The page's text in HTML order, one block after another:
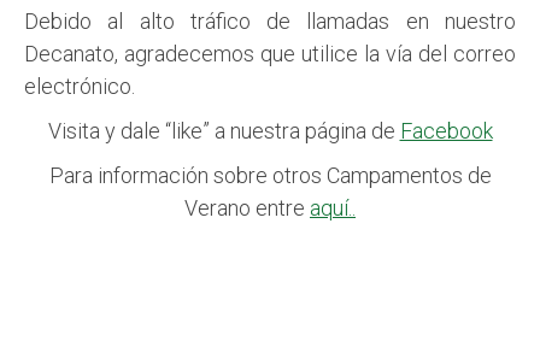
Debido al alto tráfico de llamadas en nuestro
Decanato, agradecemos que utilice la vía del correo
electrónico.
Visita y dale “like” a nuestra página de Facebook
Para información sobre otros Campamentos de
Verano entre aquí..